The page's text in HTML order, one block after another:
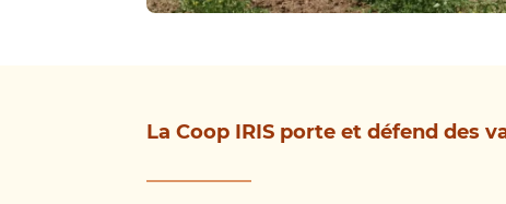
La Coop IRIS porte et défend des